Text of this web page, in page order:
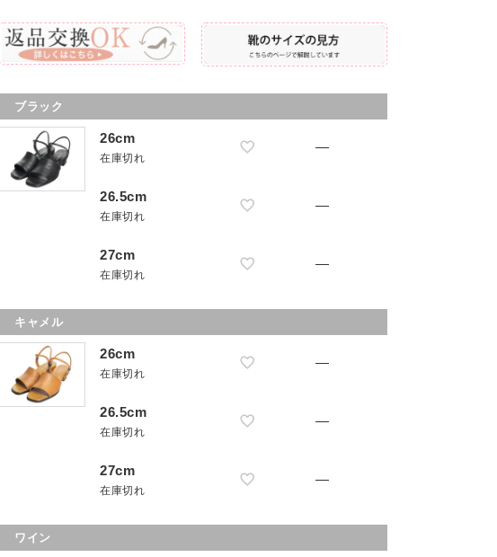
ブラック
26cm
在庫切れ
—
26.5cm
在庫切れ
—
27cm
在庫切れ
—
キャメル
26cm
在庫切れ
—
26.5cm
在庫切れ
—
27cm
在庫切れ
—
ワイン